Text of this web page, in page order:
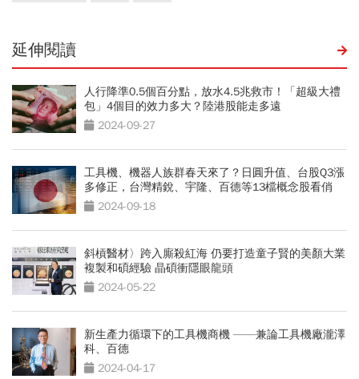
延伸閱讀
人行降準0.5個百分點，放水4.5兆救市！「超級大禮
包」4個目的效力多大？陸港股能走多遠
2024-09-27
工具機、機器人族群春天來了？日圓升值、台股Q3漲
多修正，台灣精銳、宇隆、百德等13檔概念股看俏
2024-09-18
斜槓醫材〉跨入廝殺紅海 仍要打造童子賢的美顏大業
複製和碩經驗 晶碩衝隱眼龍頭
2024-05-22
新生產力循環下的工具機商機 ——兼論工具機廠瀧澤
科、百德
2024-04-17